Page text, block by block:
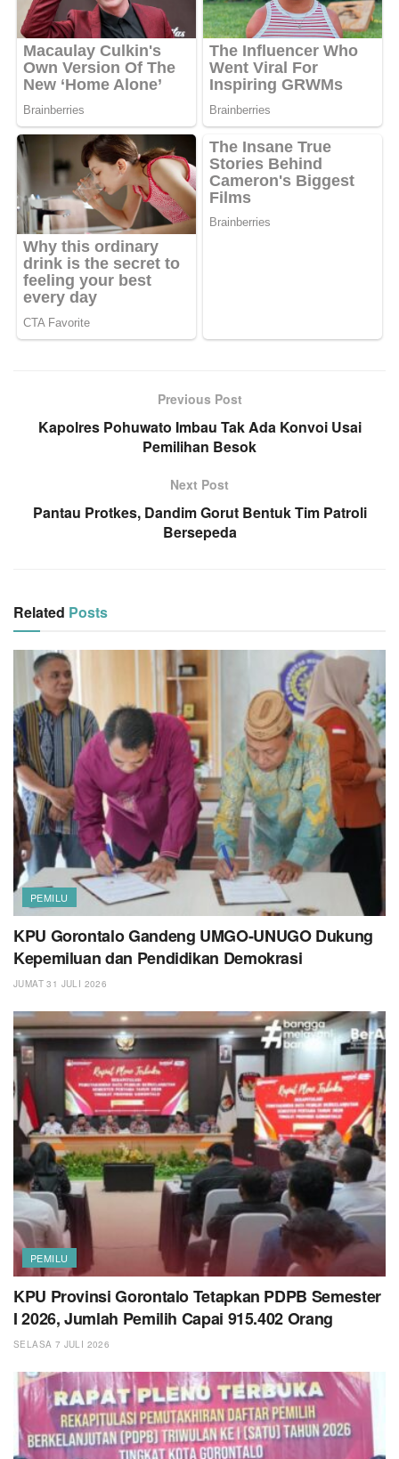
Previous Post
Kapolres Pohuwato Imbau Tak Ada Konvoi Usai
Pemilihan Besok
Next Post
Pantau Protkes, Dandim Gorut Bentuk Tim Patroli
Bersepeda
Related Posts
PEMILU
KPU Gorontalo Gandeng UMGO-UNUGO Dukung
Kepemiluan dan Pendidikan Demokrasi
JUMAT 31 JULI 2026
PEMILU
KPU Provinsi Gorontalo Tetapkan PDPB Semester
I 2026, Jumlah Pemilih Capai 915.402 Orang
SELASA 7 JULI 2026